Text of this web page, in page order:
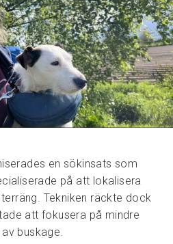
en sökinsats som
på att lokalisera
Tekniken räckte dock
att fokusera på mindre
buskage.